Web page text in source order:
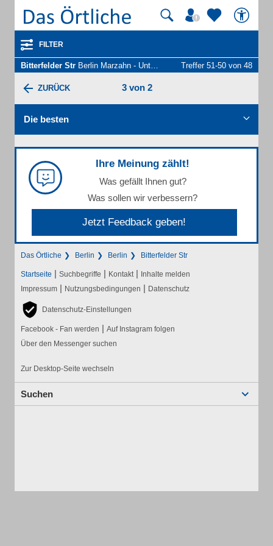
FILTER
Bitterfelder Str Berlin Marzahn - Unternehmen und Personen Treffer 51-50 von 48
ZURÜCK 3 von 2
Die besten
Ihre Meinung zählt!
Was gefällt Ihnen gut?
Was sollen wir verbessern?
Jetzt Feedback geben!
Das Örtliche Berlin Berlin Bitterfelder Str
Startseite | Suchbegriffe | Kontakt | Inhalte melden
Impressum | Nutzungsbedingungen | Datenschutz
Datenschutz-Einstellungen
Facebook - Fan werden | Auf Instagram folgen
Über den Messenger suchen
Zur Desktop-Seite wechseln
Suchen